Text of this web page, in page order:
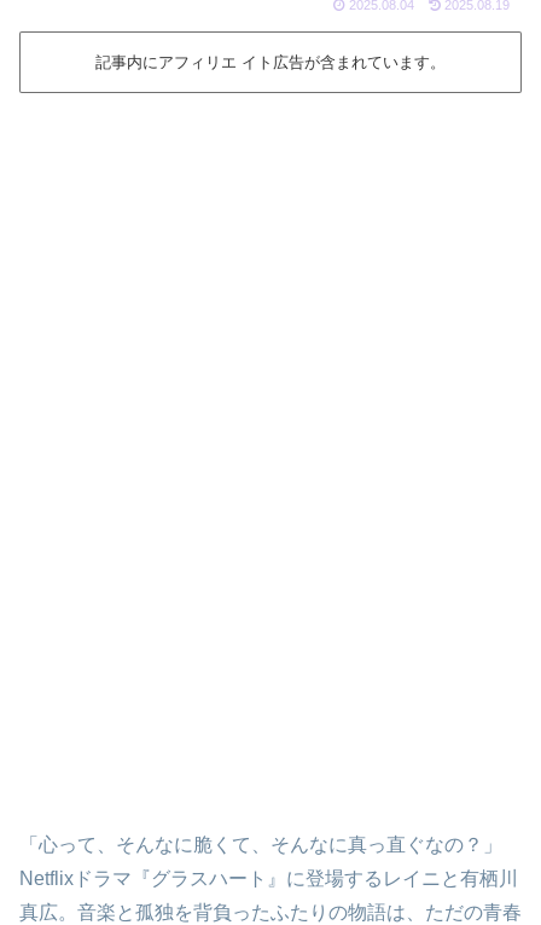
2025.08.04 2025.08.19
記事内にアフィリエ イト広告が含まれています。
「心って、そんなに脆くて、そんなに真っ直ぐなの？」
Netflixドラマ『グラスハート』に登場するレイニと有栖川
真広。音楽と孤独を背負ったふたりの物語は、ただの青春